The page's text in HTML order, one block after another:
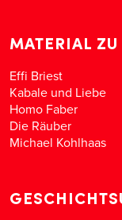
MATERIAL ZU
Effi Briest
Kabale und Liebe
Homo Faber
Die Räuber
Michael Kohlhaas